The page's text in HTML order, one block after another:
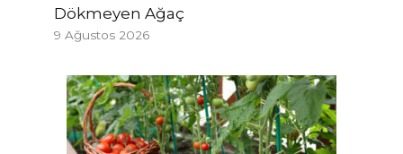
Dökmeyen Ağaç
9 Ağustos 2026